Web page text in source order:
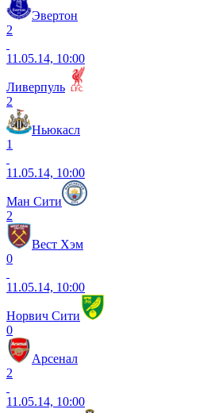
Эвертон
2
11.05.14, 10:00
Ливерпуль
2
Ньюкасл
1
11.05.14, 10:00
Ман Сити
2
Вест Хэм
0
11.05.14, 10:00
Норвич Сити
0
Арсенал
2
11.05.14, 10:00